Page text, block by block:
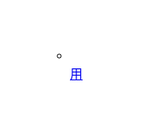
用